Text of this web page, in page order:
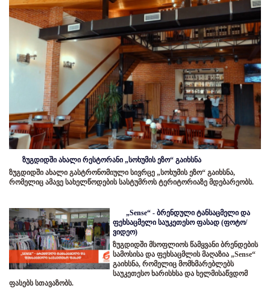
ზუგდიდში ახალი რესტორანი „სოხუმის ეზო“ გაიხსნა
ზუგდიდში ახალი გასტრონომიული სივრცე „სოხუმის ეზო“ გაიხსნა,
რომელიც ამავე სახელწოდების სასტუმროს ტერიტორიაზე მდებარეობს.
„Sense“ - ბრენდული ტანსაცმელი და
ფეხსაცმელი საუკეთესო ფასად (ფოტო/
ვიდეო)
ზუგდიდში მსოფლიოს წამყვანი ბრენდების
სამოსისა და ფეხსაცმლის მაღაზია „Sense“
გაიხსნა, რომელიც მომხმარებლებს
საუკეთესო ხარისხსა და ხელმისაწვდომ
ფასებს სთავაზობს.